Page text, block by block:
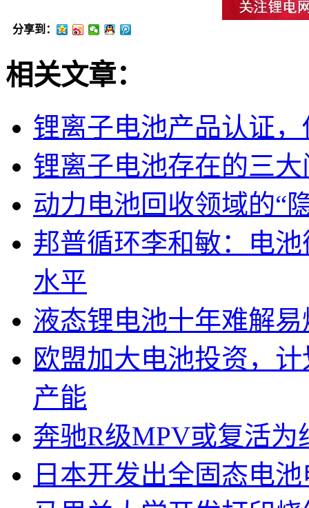
分享到：
相关文章：
锂离子电池产品认证
锂离子电池存在的三大
动力电池回收领域的“
邦普循环李和敏：电
水平
液态锂电池十年难解
欧盟加大电池投资，
产能
奔驰R级MPV或复活为
日本开发出全固态电